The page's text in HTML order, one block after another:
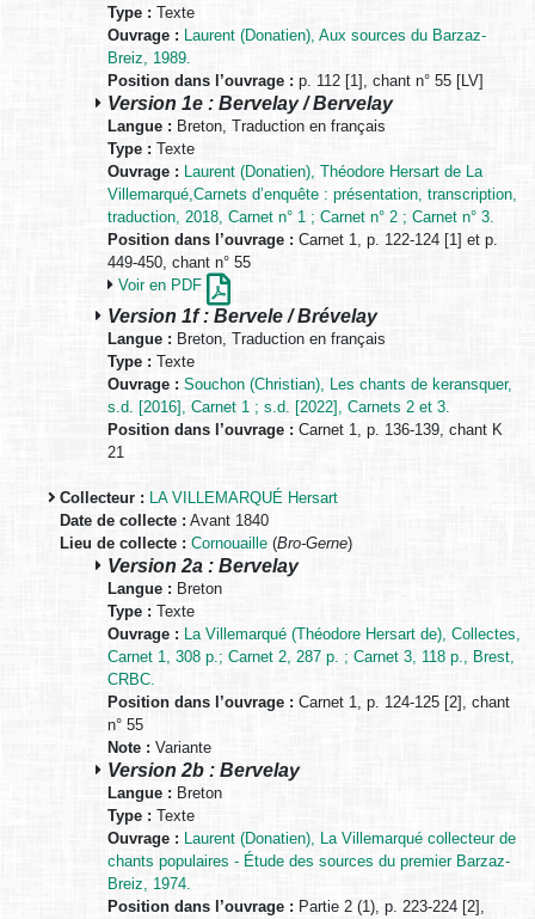
Type : Texte
Ouvrage : Laurent (Donatien), Aux sources du Barzaz-
Breiz, 1989.
Position dans l’ouvrage : p. 112 [1], chant n° 55 [LV]
Version 1e : Bervelay / Bervelay
Langue : Breton, Traduction en français
Type : Texte
Ouvrage : Laurent (Donatien), Théodore Hersart de La
Villemarqué,Carnets d’enquête : présentation, transcription,
traduction, 2018, Carnet n° 1 ; Carnet n° 2 ; Carnet n° 3.
Position dans l’ouvrage : Carnet 1, p. 122-124 [1] et p.
449-450, chant n° 55
Voir en PDF
Version 1f : Bervele / Brévelay
Langue : Breton, Traduction en français
Type : Texte
Ouvrage : Souchon (Christian), Les chants de keransquer,
s.d. [2016], Carnet 1 ; s.d. [2022], Carnets 2 et 3.
Position dans l’ouvrage : Carnet 1, p. 136-139, chant K
21
Collecteur : LA VILLEMARQUÉ Hersart
Date de collecte : Avant 1840
Lieu de collecte : Cornouaille (Bro-Gerne)
Version 2a : Bervelay
Langue : Breton
Type : Texte
Ouvrage : La Villemarqué (Théodore Hersart de), Collectes,
Carnet 1, 308 p.; Carnet 2, 287 p. ; Carnet 3, 118 p., Brest,
CRBC.
Position dans l’ouvrage : Carnet 1, p. 124-125 [2], chant
n° 55
Note : Variante
Version 2b : Bervelay
Langue : Breton
Type : Texte
Ouvrage : Laurent (Donatien), La Villemarqué collecteur de
chants populaires - Étude des sources du premier Barzaz-
Breiz, 1974.
Position dans l’ouvrage : Partie 2 (1), p. 223-224 [2],